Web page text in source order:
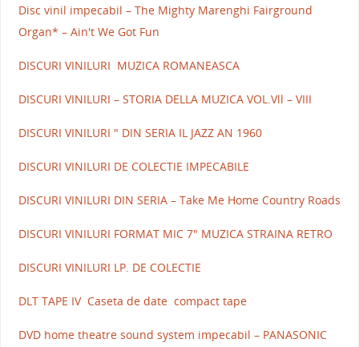
Disc vinil impecabil – The Mighty Marenghi Fairground
Organ* – Ain't We Got Fun
DISCURI VINILURI MUZICA ROMANEASCA
DISCURI VINILURI – STORIA DELLA MUZICA VOL.Vll – VIII
DISCURI VINILURI " DIN SERIA IL JAZZ AN 1960
DISCURI VINILURI DE COLECTIE IMPECABILE
DISCURI VINILURI DIN SERIA – Take Me Home Country Roads
DISCURI VINILURI FORMAT MIC 7" MUZICA STRAINA RETRO
DISCURI VINILURI LP. DE COLECTIE
DLT TAPE IV Caseta de date compact tape
DVD home theatre sound system impecabil – PANASONIC